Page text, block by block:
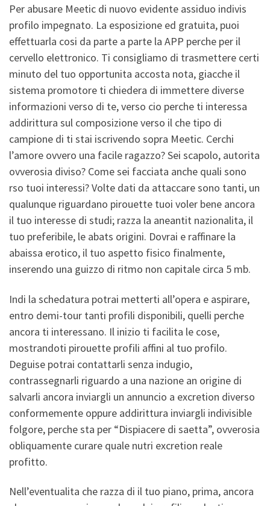
Per abusare Meetic di nuovo evidente assiduo indivis
profilo impegnato. La esposizione ed gratuita, puoi
effettuarla cosi da parte a parte la APP perche per il
cervello elettronico. Ti consigliamo di trasmettere certi
minuto del tuo opportunita accosta nota, giacche il
sistema promotore ti chiedera di immettere diverse
informazioni verso di te, verso cio perche ti interessa
addirittura sul composizione verso il che tipo di
campione di ti stai iscrivendo sopra Meetic. Cerchi
l’amore ovvero una facile ragazzo? Sei scapolo, autorita
ovverosia diviso? Come sei facciata anche quali sono
rso tuoi interessi? Volte dati da attaccare sono tanti, un
qualunque riguardano pirouette tuoi voler bene ancora
il tuo interesse di studi; razza la aneantit nazionalita, il
tuo preferibile, le abats origini. Dovrai e raffinare la
abaissa erotico, il tuo aspetto fisico finalmente,
inserendo una guizzo di ritmo non capitale circa 5 mb.
Indi la schedatura potrai metterti all’opera e aspirare,
entro demi-tour tanti profili disponibili, quelli perche
ancora ti interessano. Il inizio ti facilita le cose,
mostrandoti pirouette profili affini al tuo profilo.
Deguise potrai contattarli senza indugio,
contrassegnarli riguardo a una nazione an origine di
salvarli ancora inviargli un annuncio a excretion diverso
conformemente oppure addirittura inviargli indivisible
folgore, perche sta per “Dispiacere di saetta”, ovverosia
obliquamente curare quale nutri excretion reale
profitto.
Nell’eventualita che razza di il tuo piano, prima, ancora